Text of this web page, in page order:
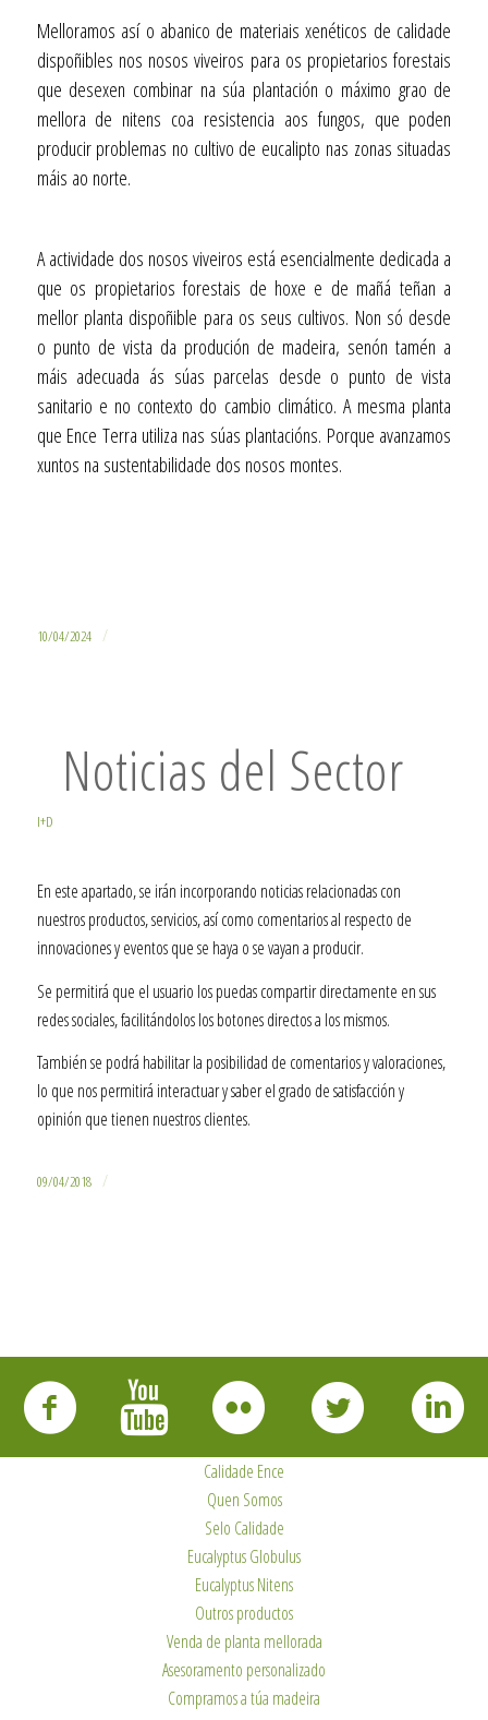
Melloramos así o abanico de materiais xenéticos de calidade
dispoñibles nos nosos viveiros para os propietarios forestais
que desexen combinar na súa plantación o máximo grao de
mellora de nitens coa resistencia aos fungos, que poden
producir problemas no cultivo de eucalipto nas zonas situadas
máis ao norte.
A actividade dos nosos viveiros está esencialmente dedicada a
que os propietarios forestais de hoxe e de mañá teñan a
mellor planta dispoñible para os seus cultivos. Non só desde
o punto de vista da produción de madeira, senón tamén a
máis adecuada ás súas parcelas desde o punto de vista
sanitario e no contexto do cambio climático. A mesma planta
que Ence Terra utiliza nas súas plantacións. Porque avanzamos
xuntos na sustentabilidade dos nosos montes.
10/04/2024 /
Noticias del Sector
I+D
En este apartado, se irán incorporando noticias relacionadas con
nuestros productos, servicios, así como comentarios al respecto de
innovaciones y eventos que se haya o se vayan a producir.
Se permitirá que el usuario los puedas compartir directamente en sus
redes sociales, facilitándolos los botones directos a los mismos.
También se podrá habilitar la posibilidad de comentarios y valoraciones,
lo que nos permitirá interactuar y saber el grado de satisfacción y
opinión que tienen nuestros clientes.
09/04/2018 /
Calidade Ence
Quen Somos
Selo Calidade
Eucalyptus Globulus
Eucalyptus Nitens
Outros productos
Venda de planta mellorada
Asesoramento personalizado
Compramos a túa madeira